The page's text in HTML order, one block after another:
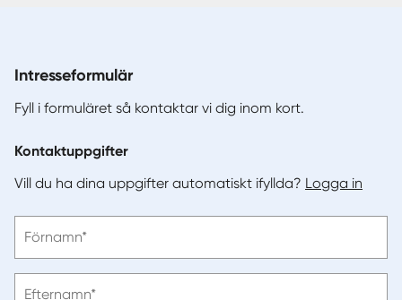
Intresseformulär
Fyll i formuläret så kontaktar vi dig inom kort.
Kontaktuppgifter
Vill du ha dina uppgifter automatiskt ifyllda? Logga in
ange
Förnamn*
Efternamn*